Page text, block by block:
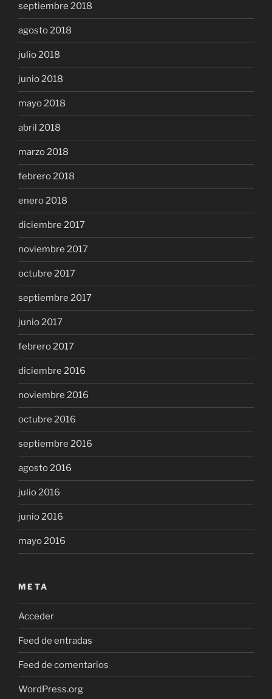
septiembre 2018
agosto 2018
julio 2018
junio 2018
mayo 2018
abril 2018
marzo 2018
febrero 2018
enero 2018
diciembre 2017
noviembre 2017
octubre 2017
septiembre 2017
junio 2017
febrero 2017
diciembre 2016
noviembre 2016
octubre 2016
septiembre 2016
agosto 2016
julio 2016
junio 2016
mayo 2016
META
Acceder
Feed de entradas
Feed de comentarios
WordPress.org